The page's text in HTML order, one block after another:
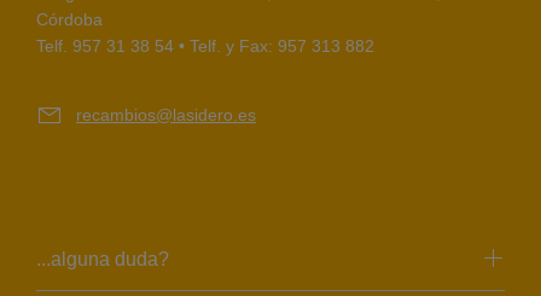
Córdoba
Telf. 957 31 38 54 • Telf. y Fax: 957 313 882
recambios@lasidero.es
...alguna duda?